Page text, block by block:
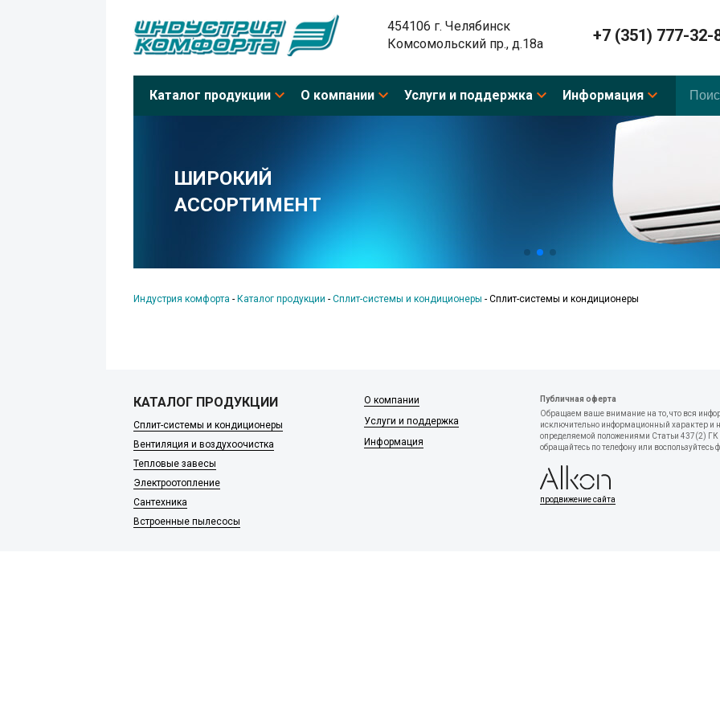
454106 г. Челябинск
Комсомольский пр., д.18а
+7 (351) 777-32-
Каталог продукции О компании Услуги и поддержка Информация
ШИРОКИЙ
АССОРТИМЕНТ
Индустрия комфорта - Каталог продукции - Сплит-системы и кондиционеры - Сплит-системы и кондиционеры
КАТАЛОГ ПРОДУКЦИИ
Сплит-системы и кондиционеры
Вентиляция и воздухоочистка
Тепловые завесы
Электроотопление
Сантехника
Встроенные пылесосы
О компании
Услуги и поддержка
Информация
Публичная оферта
Обращаем ваше внимание на то, что вся
исключительно информационный характер и
определяемой положениями Статьи 437(2)
обращайтесь по телефону или воспользуйтесь
продвижение сайта